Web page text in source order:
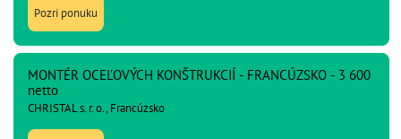
Pozri ponuku
MONTÉR OCEĽOVÝCH KONŠTRUKCIÍ - FRANCÚZSKO - 3 600
netto
CHRISTAL s. r. o., Francúzsko